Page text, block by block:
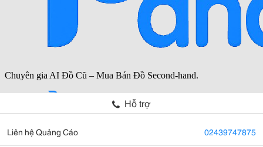
Hỗ trợ
Liên hệ Quảng Cáo 02439747875